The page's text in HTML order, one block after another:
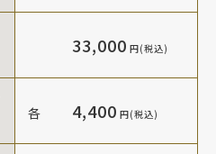
33,000 円(税込)
各 4,400 円(税込)